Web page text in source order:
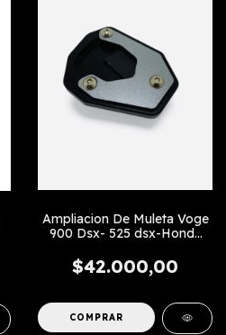
Ampliacion De Muleta Voge
900 Dsx- 525 dsx-Honda
$42.000,00
COMPRAR